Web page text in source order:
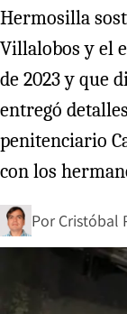
Hermosilla
Villalobos y el
de 2023 y que
entregó
penitenciario
con los
Por Cristóbal